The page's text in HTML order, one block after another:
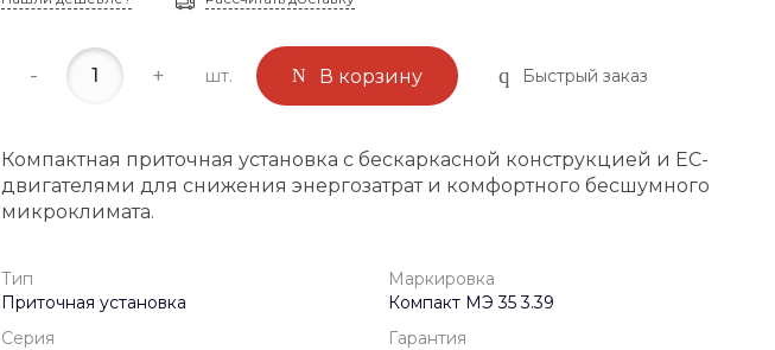
- + шт. В корзину Быстрый заказ
Компактная приточная установка с бескаркасной конструкцией и ЕС-
двигателями для снижения энергозатрат и комфортного бесшумного
микроклимата.
Тип
Приточная установка
Маркировка
Компакт МЭ 35 3.39
Серия
Гарантия